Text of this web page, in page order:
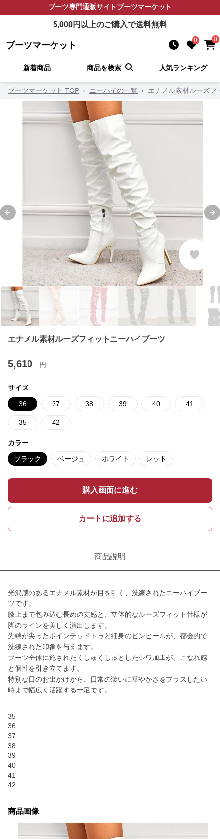
ブーツ専門通販サイトブーツマーケット
5,000円以上のご購入で送料無料
ブーツマーケット 0 0
新着商品 商品を検索 人気ランキング
ブーツマーケット TOP › ニーハイの一覧 › エナメル素材ルーズフ
Previous slide
エナメル素材ルーズフィットニーハイブーツ
5,610 円
サイズ
36 37 38 39 40 41
35 42
カラー
ブラック ベージュ ホワイト レッド
購入画面に進む
カートに追加する
商品説明
光沢感のあるエナメル素材が目を引く、洗練されたニーハイブー
ツです。
膝上まで包み込む長めの丈感と、立体的なルーズフィット仕様が
脚のラインを美しく演出します。
先端が尖ったポインテッドトゥと細身のピンヒールが、都会的で
洗練された印象を与えます。
ブーツ全体に施されたくしゅくしゅとしたシワ加工が、こなれ感
と個性を引き立てます。
特別な日のお出かけから、日常の装いに華やかさをプラスしたい
時まで幅広く活躍する一足です。
35
36
37
38
39
40
41
42
商品画像